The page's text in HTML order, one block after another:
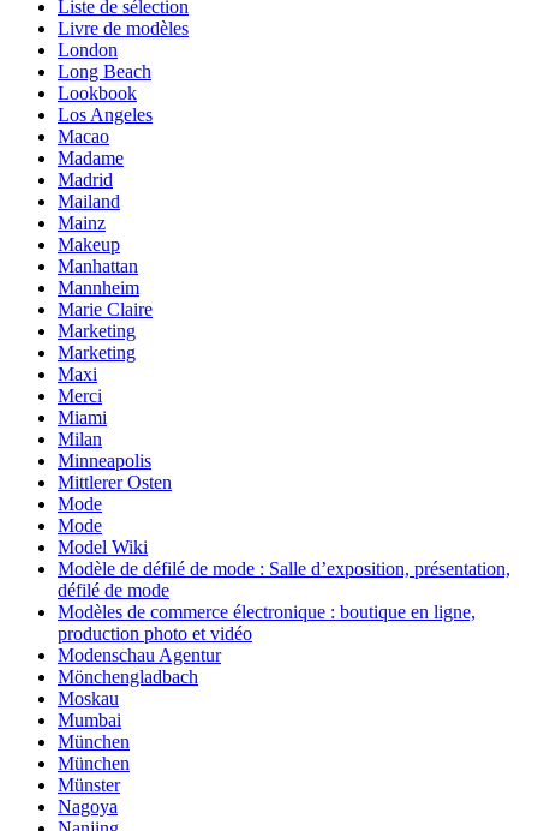
Liste de sélection
Livre de modèles
London
Long Beach
Lookbook
Los Angeles
Macao
Madame
Madrid
Mailand
Mainz
Makeup
Manhattan
Mannheim
Marie Claire
Marketing
Marketing
Maxi
Merci
Miami
Milan
Minneapolis
Mittlerer Osten
Mode
Mode
Model Wiki
Modèle de défilé de mode : Salle d’exposition, présentation,
défilé de mode
Modèles de commerce électronique : boutique en ligne,
production photo et vidéo
Modenschau Agentur
Mönchengladbach
Moskau
Mumbai
München
München
Münster
Nagoya